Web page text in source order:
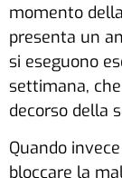
momento
presenta un
si eseguono
settimana,
decorso della
Quando
bloccare la